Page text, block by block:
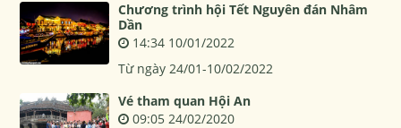
Chương trình hội Tết Nguyên đán Nhâm
Dần
14:34 10/01/2022
Từ ngày 24/01-10/02/2022
Vé tham quan Hội An
09:05 24/02/2020